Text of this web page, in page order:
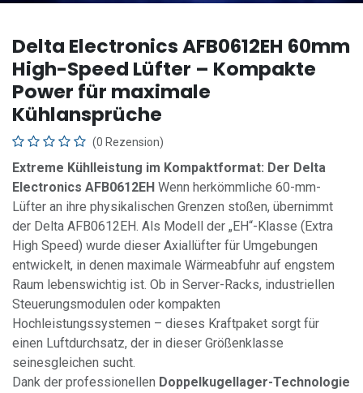
Delta Electronics AFB0612EH 60mm
High-Speed Lüfter – Kompakte
Power für maximale
Kühlansprüche
(0 Rezension)
Extreme Kühlleistung im Kompaktformat: Der Delta
Electronics AFB0612EH Wenn herkömmliche 60-mm-
Lüfter an ihre physikalischen Grenzen stoßen, übernimmt
der Delta AFB0612EH. Als Modell der „EH“-Klasse (Extra
High Speed) wurde dieser Axiallüfter für Umgebungen
entwickelt, in denen maximale Wärmeabfuhr auf engstem
Raum lebenswichtig ist. Ob in Server-Racks, industriellen
Steuerungsmodulen oder kompakten
Hochleistungssystemen – dieses Kraftpaket sorgt für
einen Luftdurchsatz, der in dieser Größenklasse
seinesgleichen sucht.
Dank der professionellen Doppelkugellager-Technologie